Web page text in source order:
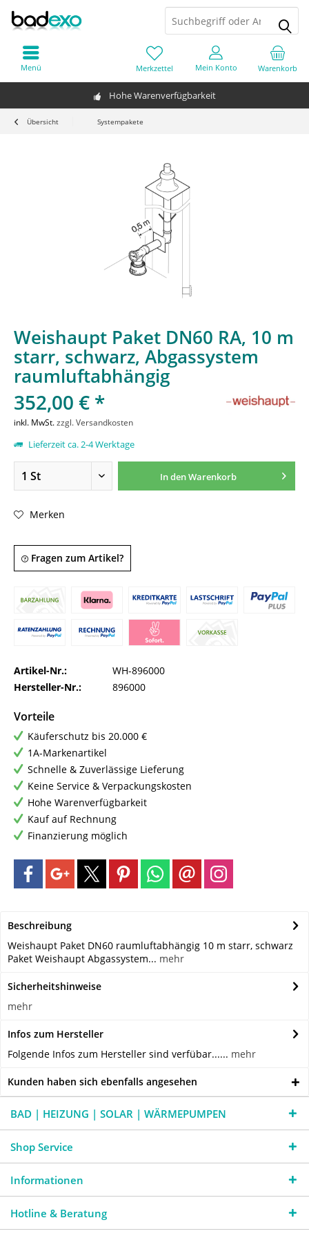
Hohe Warenverfügbarkeit
Warenkorb
Merkzettel Mein Konto
Menü
Übersicht Systempakete
Weishaupt Paket DN60 RA, 10 m
starr, schwarz, Abgassystem
raumluftabhängig
352,00 € *
inkl. MwSt.zzgl. Versandkosten
Lieferzeit ca. 2-4 Werktage
In denWarenkorb
Merken
Fragen zum Artikel?
Artikel-Nr.:
WH-896000
Hersteller-Nr.:
896000
Vorteile
Käuferschutz bis 20.000 €
1A-Markenartikel
Schnelle & Zuverlässige Lieferung
Keine Service & Verpackungskosten
Hohe Warenverfügbarkeit
Kauf auf Rechnung
Finanzierung möglich
Beschreibung
Weishaupt Paket DN60 raumluftabhängig 10 m starr, schwarz
Paket Weishaupt Abgassystem... mehr
Sicherheitshinweise
mehr
Infos zum Hersteller
Folgende Infos zum Hersteller sind verfübar...... mehr
Kunden haben sich ebenfalls angesehen
BAD | HEIZUNG | SOLAR | WÄRMEPUMPEN
Shop Service
Informationen
Hotline & Beratung